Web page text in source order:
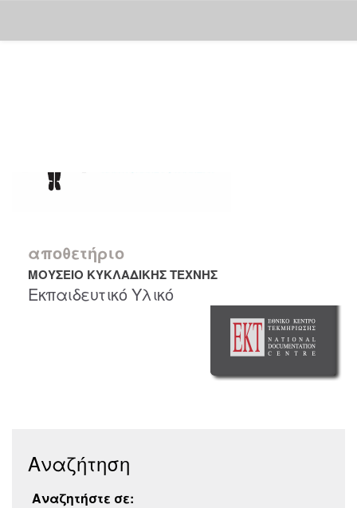
αποθετήριο
ΜΟΥΣΕΙΟ ΚΥΚΛΑΔΙΚΗΣ ΤΕΧΝΗΣ
Εκπαιδευτικό Υλικό
Αναζήτηση
Αναζητήστε σε: